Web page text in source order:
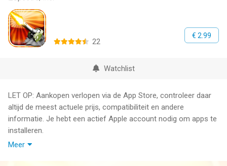
€ 2.99
22
Watchlist
LET OP: Aankopen verlopen via de App Store, controleer daar
altijd de meest actuele prijs, compatibiliteit en andere
informatie. Je hebt een actief Apple account nodig om apps te
installeren.
Meer